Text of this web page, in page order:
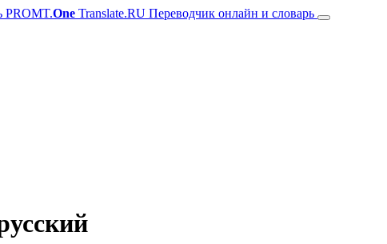
PROMT.One Translate.RU Переводчик онлайн и словарь